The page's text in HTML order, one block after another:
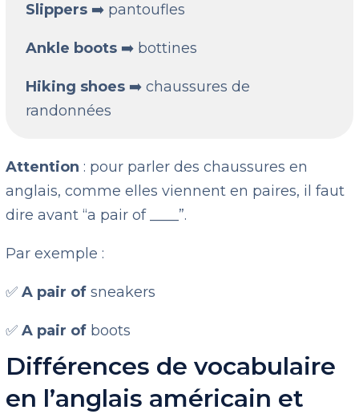
Slippers ➡️ pantoufles
Ankle boots ➡️ bottines
Hiking shoes ➡️ chaussures de
randonnées
Attention : pour parler des chaussures en
anglais, comme elles viennent en paires, il faut
dire avant “a pair of ____”.
Par exemple :
✅A pair of sneakers
✅A pair of boots
Différences de vocabulaire
en l’anglais américain et